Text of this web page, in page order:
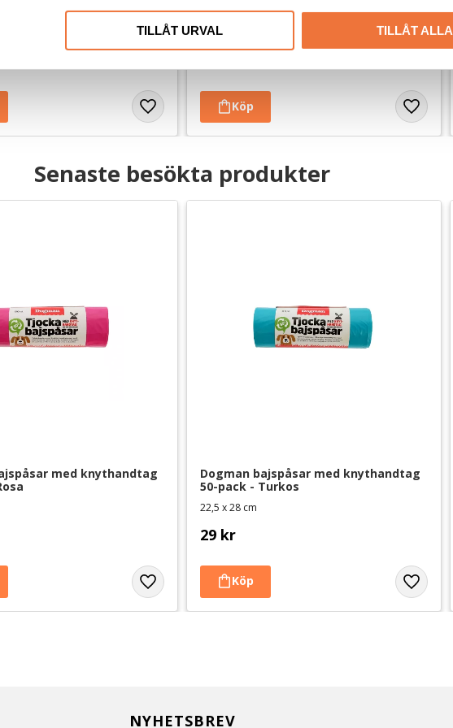
TILLÅT URVAL TILLÅT ALLA
utan tillsatser, ursprung EU För lek, kamp och apportering
Senaste besökta produkter
med knythandtag
Dogman bajspåsar med knythandtag
50-pack - Turkos
22,5 x 28 cm
29 kr
NYHETSBREV